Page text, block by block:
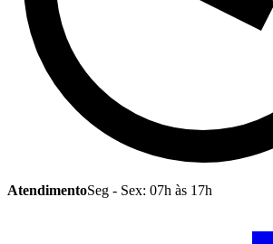
AtendimentoSeg - Sex: 07h às 17h